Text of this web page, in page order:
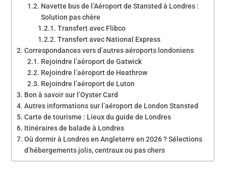
Navette bus de l’Aéroport de Stansted à Londres :
Solution pas chère
Transfert avec Flibco
Transfert avec National Express
Correspondances vers d’autres aéroports londoniens
Rejoindre l’aéroport de Gatwick
Rejoindre l’aéroport de Heathrow
Rejoindre l’aéroport de Luton
Bon à savoir sur l’Oyster Card
Autres informations sur l’aéroport de London Stansted
Carte de tourisme : Lieux du guide de Londres
Itinéraires de balade à Londres
Où dormir à Londres en Angleterre en 2026 ? Sélections
d’hébergements jolis, centraux ou pas chers